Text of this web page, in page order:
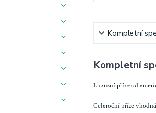
Kompletní
Kompletní
Luxusní příze od
Celoroční příze